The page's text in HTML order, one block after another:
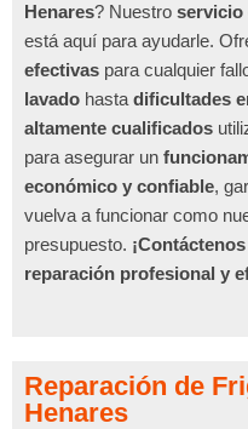
Henares? Nuestro servicio
está aquí para ayudarle.
efectivas para cualquier
lavado hasta dificultades
altamente cualificados
para asegurar un
económico y confiable,
vuelva a funcionar como
presupuesto.
reparación profesional y
Reparación de
Henares